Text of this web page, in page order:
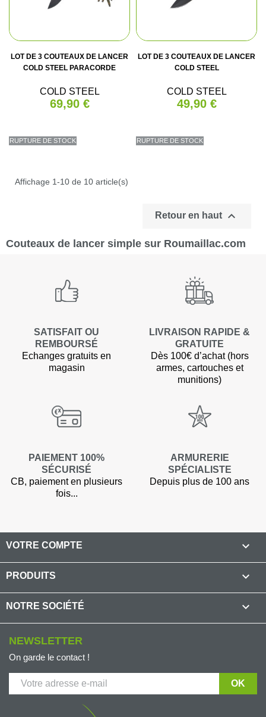
LOT DE 3 COUTEAUX DE LANCER
COLD STEEL PARACORDE
COLD STEEL
69,90 €
RUPTURE DE STOCK
LOT DE 3 COUTEAUX DE LANCER
COLD STEEL
COLD STEEL
49,90 €
RUPTURE DE STOCK
Affichage 1-10 de 10 article(s)
Retour en haut 
Couteaux de lancer simple sur Roumaillac.com
SATISFAIT OU
REMBOURSÉ
Echanges gratuits en
magasin
LIVRAISON RAPIDE &
GRATUITE
Dès 100€ d’achat (hors
armes, cartouches et
munitions)
PAIEMENT 100%
SÉCURISÉ
CB, paiement en plusieurs
fois...
ARMURERIE
SPÉCIALISTE
Depuis plus de 100 ans
VOTRE COMPTE 
PRODUITS 
NOTRE SOCIÉTÉ 
NEWSLETTER
On garde le contact !